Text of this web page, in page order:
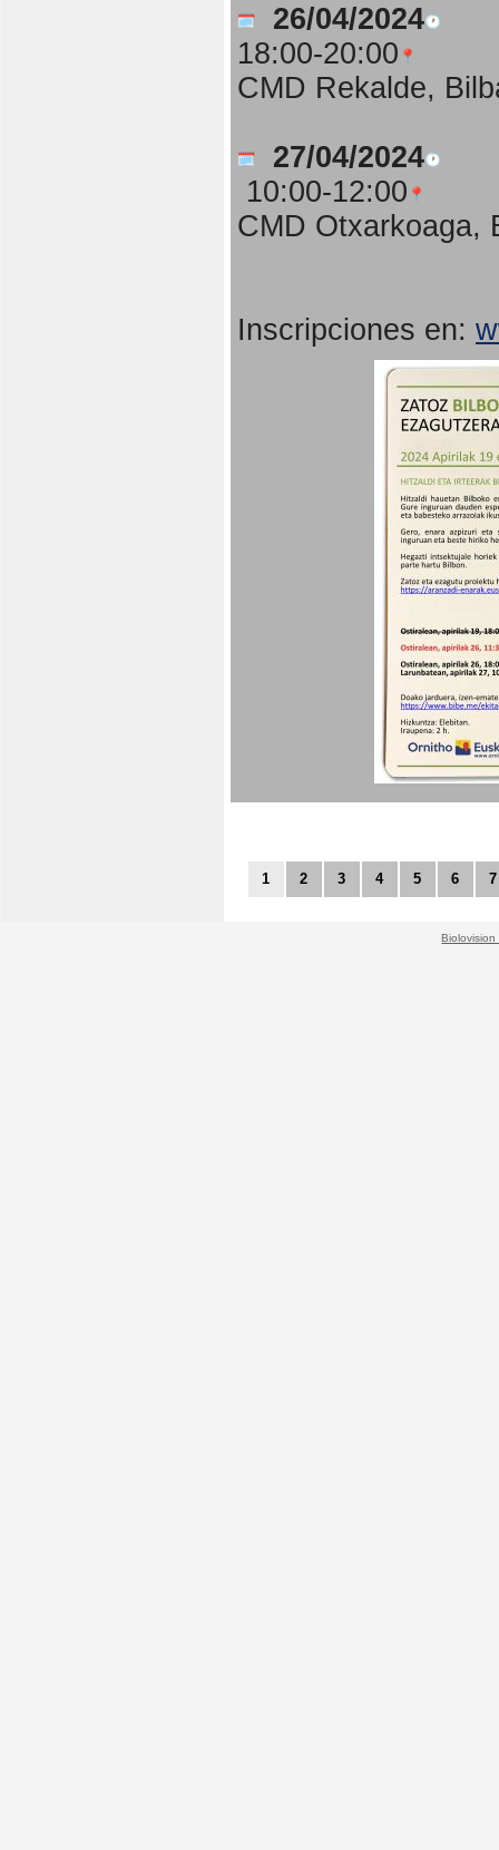
26/04/2024
18:00-20:00
CMD Rekalde,
27/04/2024
10:00-12:00
CMD Otxarkoaga,
Inscripciones en:
1 2 3 4 5 6 7
Biolovision